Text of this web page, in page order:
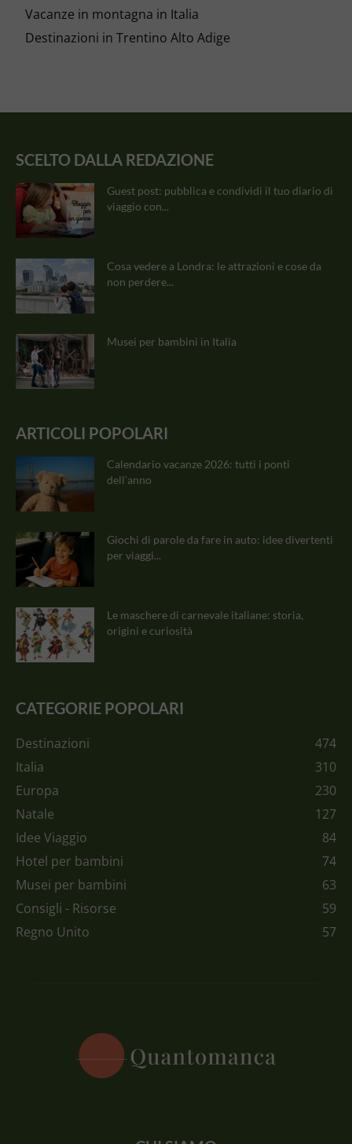
Vacanze in montagna in Italia
Destinazioni in Trentino Alto Adige
SCELTO DALLA REDAZIONE
Guest post: pubblica e condividi il tuo diario di
viaggio con...
Cosa vedere a Londra: le attrazioni e cose da
non perdere...
Musei per bambini in Italia
ARTICOLI POPOLARI
Calendario vacanze 2026: tutti i ponti
dell’anno
Giochi di parole da fare in auto: idee divertenti
per viaggi...
Le maschere di carnevale italiane: storia,
origini e curiosità
CATEGORIE POPOLARI
Destinazioni
474
Italia
310
Europa
230
Natale
127
Idee Viaggio
84
Hotel per bambini
74
Musei per bambini
63
Consigli - Risorse
59
Regno Unito
57